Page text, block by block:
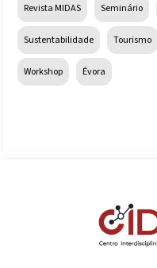
Revista MIDAS Seminário
Sustentabilidade Tourismo
Workshop Évora